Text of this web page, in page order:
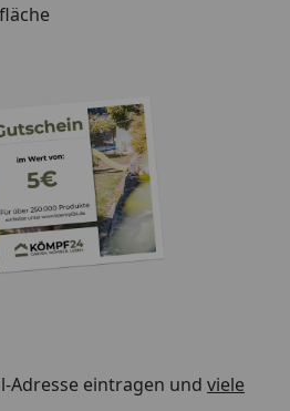
Adresse eintragen und viele